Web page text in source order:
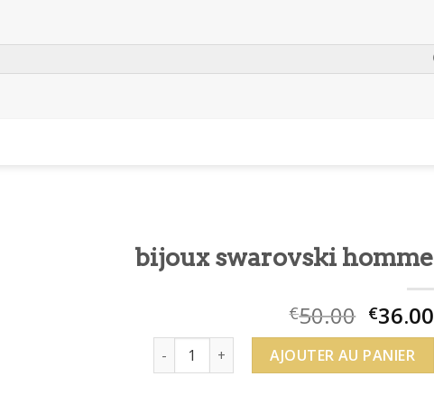
bijoux swarovski homme
€50.00 €36.00
quantité de bijoux swarovski homme
AJOUTER AU PANIER